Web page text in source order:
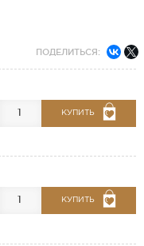
ПОДЕЛИТЬСЯ:
КУПИТЬ
КУПИТЬ